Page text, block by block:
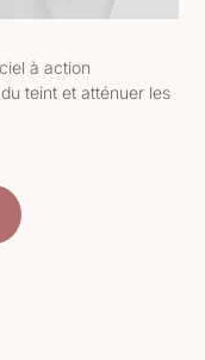
à action
teint et atténuer les